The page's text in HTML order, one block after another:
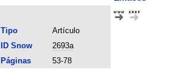
Tipo
Artículo
ID Snow
2693a
Páginas
53-78